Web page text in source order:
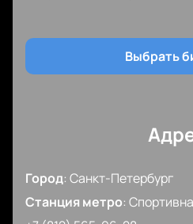
баскетбола в комфортных
комплекса «Юбилейный».
Выбрать
Город: Санкт-Петербург
Станция метро: